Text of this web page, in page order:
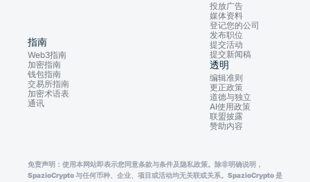
指南
Web3指南
加密指南
钱包指南
交易所指南
加密术语表
通讯
投放广告
媒体资料
登记您的公司
发布职位
提交活动
提交新闻稿
透明
编辑准则
更正政策
道德与独立
AI使用政策
联盟披露
赞助内容
免责声明：使用本网站即表示您同意条款与条件及隐私政策。除非明确说明，
SpazioCrypto 与任何币种、企业、项目或活动均无关联或关系。SpazioCrypto 是